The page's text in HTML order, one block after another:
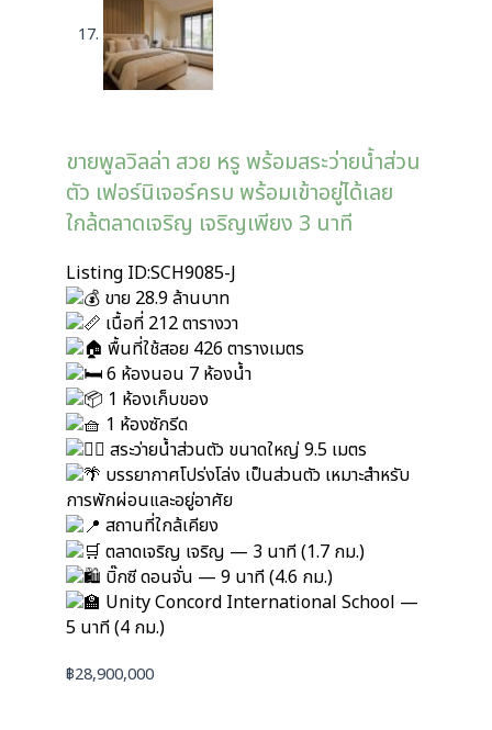
ขายพูลวิลล่า สวย หรู พร้อมสระว่ายน้ำส่วน
ตัว เฟอร์นิเจอร์ครบ พร้อมเข้าอยู่ได้เลย
ใกล้ตลาดเจริญ เจริญเพียง 3 นาที
Listing ID:SCH9085-J
ขาย 28.9 ล้านบาท
เนื้อที่ 212 ตารางวา
พื้นที่ใช้สอย 426 ตารางเมตร
6 ห้องนอน 7 ห้องน้ำ
1 ห้องเก็บของ
1 ห้องซักรีด
สระว่ายน้ำส่วนตัว ขนาดใหญ่ 9.5 เมตร
บรรยากาศโปร่งโล่ง เป็นส่วนตัว เหมาะสำหรับ
การพักผ่อนและอยู่อาศัย
สถานที่ใกล้เคียง
ตลาดเจริญ เจริญ — 3 นาที (1.7 กม.)
บิ๊กซี ดอนจั่น — 9 นาที (4.6 กม.)
Unity Concord International School —
5 นาที (4 กม.)
฿28,900,000